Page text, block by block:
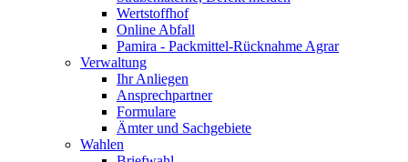
Wertstoffhof
Online Abfall
Pamira - Packmittel-Rücknahme Agrar
Verwaltung
Ihr Anliegen
Ansprechpartner
Formulare
Ämter und Sachgebiete
Wahlen